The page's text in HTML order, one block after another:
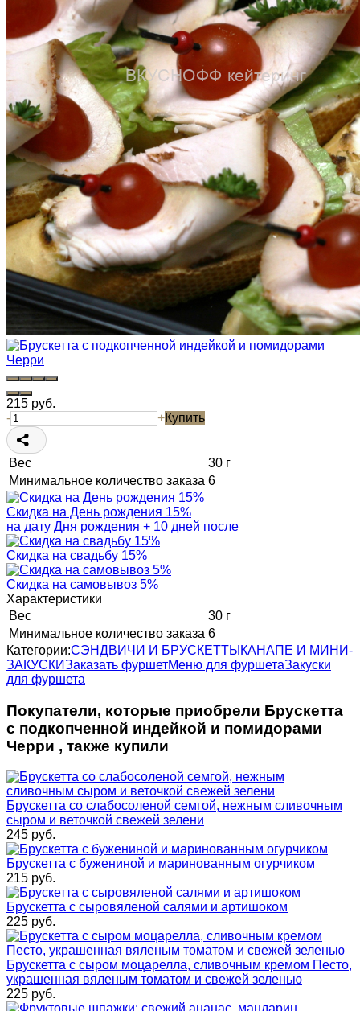
215 руб.
-
+Купить
Вес
30 г
Минимальное количество заказа 6
Скидка на День рождения 15%
на дату Дня рождения + 10 дней после
Скидка на свадьбу 15%
Скидка на самовывоз 5%
Характеристики
Вес
30 г
Минимальное количество заказа 6
Категории:СЭНДВИЧИ И БРУСКЕТТЫ КАНАПЕ И МИНИ-
ЗАКУСКИЗаказать фуршетМеню для фуршетаЗакуски
для фуршета
Покупатели, которые приобрели Брускетта
с подкопченной индейкой и помидорами
Черри , также купили
Брускетта со слабосоленой семгой, нежным сливочным
сыром и веточкой свежей зелени
245 руб.
Брускетта с бужениной и маринованным огурчиком
215 руб.
Брускетта с сыровяленой салями и артишоком
225 руб.
Брускетта с сыром моцарелла, сливочным кремом Песто,
украшенная вяленым томатом и свежей зеленью
225 руб.